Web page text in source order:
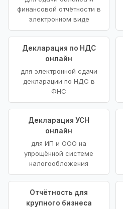
финансовой отчётности в
электронном виде
Декларация по НДС
онлайн
для электронной сдачи
декларации по НДС в
ФНС
Декларация УСН
онлайн
для ИП и ООО на
упрощённой системе
налогообложения
Отчётность для
крупного бизнеса